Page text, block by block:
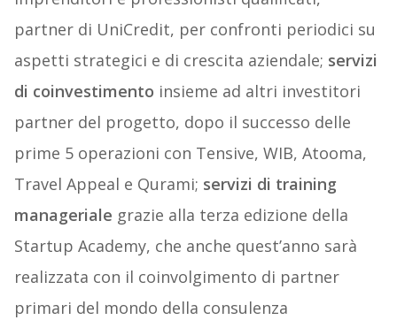
partner di UniCredit, per confronti periodici su
aspetti strategici e di crescita aziendale; servizi
di coinvestimento insieme ad altri investitori
partner del progetto, dopo il successo delle
prime 5 operazioni con Tensive, WIB, Atooma,
Travel Appeal e Qurami; servizi di training
manageriale grazie alla terza edizione della
Startup Academy, che anche quest’anno sarà
realizzata con il coinvolgimento di partner
primari del mondo della consulenza